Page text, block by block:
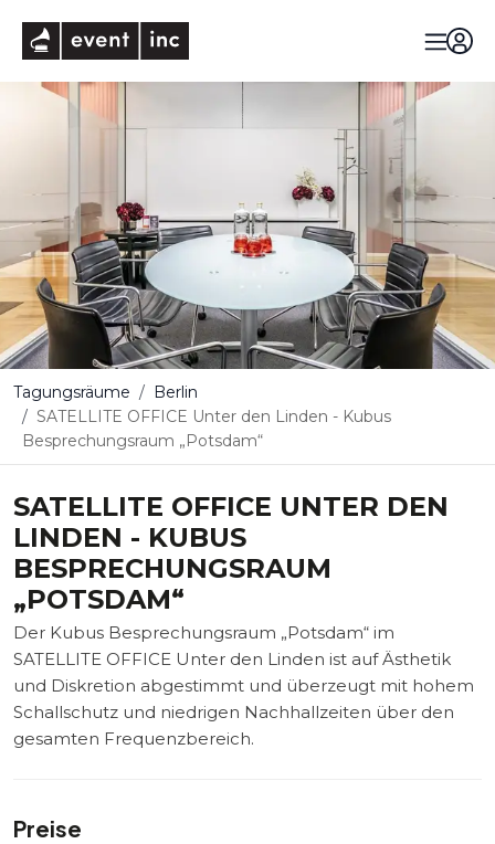
Tagungsräume
Berlin
SATELLITE OFFICE Unter den Linden - Kubus
Besprechungsraum „Potsdam“
SATELLITE OFFICE UNTER DEN
LINDEN - KUBUS
BESPRECHUNGSRAUM
„POTSDAM“
Der Kubus Besprechungsraum „Potsdam“ im
SATELLITE OFFICE Unter den Linden ist auf Ästhetik
und Diskretion abgestimmt und überzeugt mit hohem
Schallschutz und niedrigen Nachhallzeiten über den
gesamten Frequenzbereich.
Preise